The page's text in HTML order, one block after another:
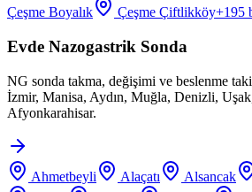
Çeşme Boyalık
Çeşme Çiftlikköy+195
Evde Nazogastrik Sonda
NG sonda takma, değişimi ve beslenme
İzmir, Manisa, Aydın, Muğla, Denizli,
Afyonkarahisar.
Ahmetbeyli Alaçatı Alsancak